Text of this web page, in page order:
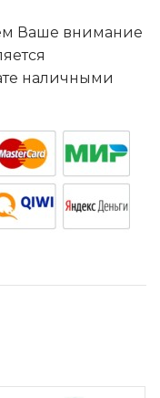
Ваше внимание
наличными